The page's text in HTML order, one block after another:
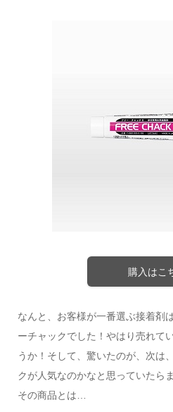
購入はこ
なんと、お客様が一番選ぶ接着剤
ーチャックでした！やはり売れて
うか！そして、驚いたのが、次は
クが人気なのかなと思っていたら
その商品とは…